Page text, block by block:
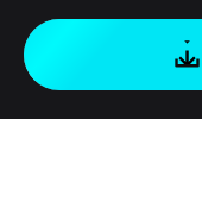
如何購買加密貨幣